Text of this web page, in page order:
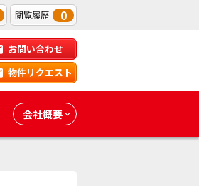
閲覧履歴 0
お問い合わせ
物件リクエスト
会社概要